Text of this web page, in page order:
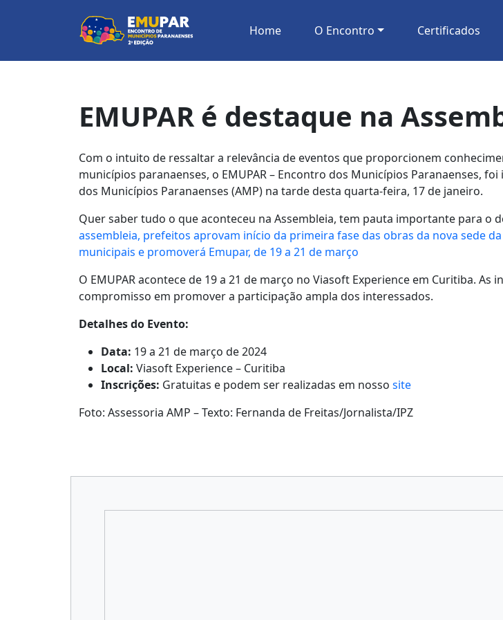
Home O Encontro Certificados
EMUPAR é destaque na
Com o intuito de ressaltar a relevância de eventos que proporcionem
municípios paranaenses, o EMUPAR – Encontro dos Municípios Paranaenses,
dos Municípios Paranaenses (AMP) na tarde desta quarta-feira, 17 de janeiro.
Quer saber tudo o que aconteceu na Assembleia, tem pauta importante para o
assembleia, prefeitos aprovam início da primeira fase das obras da nova sede
municipais e promoverá Emupar, de 19 a 21 de março
O EMUPAR acontece de 19 a 21 de março no Viasoft Experience em Curitiba.
compromisso em promover a participação ampla dos interessados.
Detalhes do Evento:
Data: 19 a 21 de março de 2024
Local: Viasoft Experience – Curitiba
Inscrições: Gratuitas e podem ser realizadas em nosso site
Foto: Assessoria AMP – Texto: Fernanda de Freitas/Jornalista/IPZ